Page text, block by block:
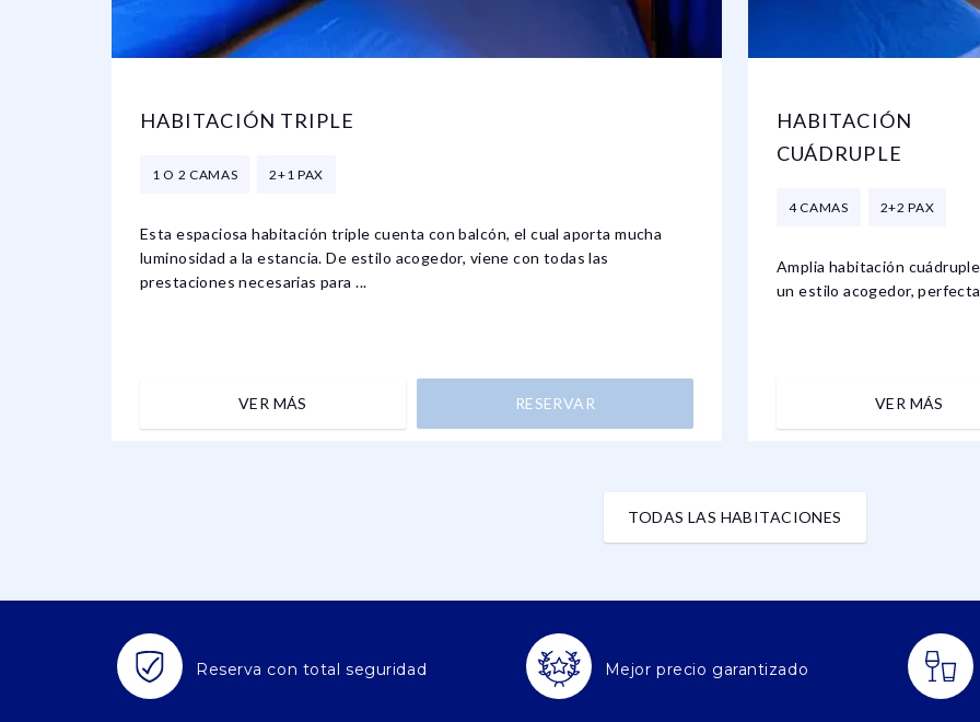
HABITACIÓN TRIPLE
1 O 2 CAMAS 2+1 PAX
Esta espaciosa habitación triple cuenta con balcón, el cual aporta mucha
luminosidad a la estancia. De estilo acogedor, viene con todas las
prestaciones necesarias para ...
VER MÁS RESERVAR
HABITACIÓN
CUÁDRUPLE
4 CAMAS 2+2 PAX
Amplia habitación
un estilo acogedor,
VER MÁS
TODAS LAS HABITACIONES
Reserva con total seguridad Mejor precio garantizado